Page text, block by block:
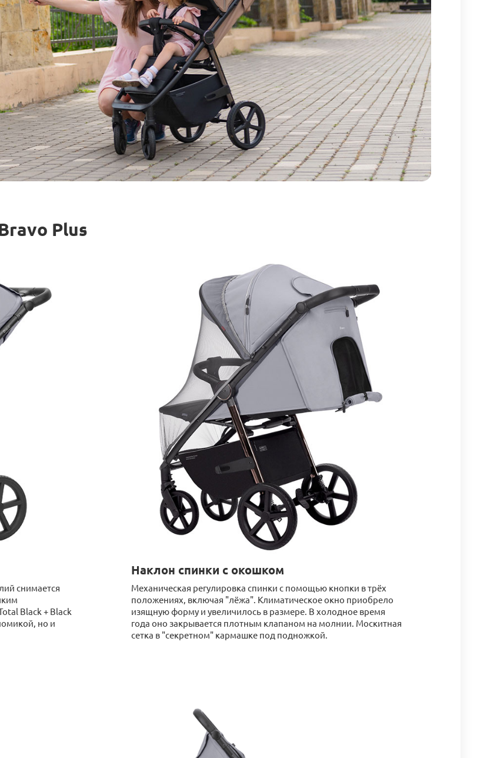
Plus
снимается
Black + Black
но и
Наклон спинки с окошком
Механическая регулировка спинки с помощью кнопки в трёх
положениях, включая "лёжа". Климатическое окно приобрело
изящную форму и увеличилось в размере. В холодное время
года оно закрывается плотным клапаном на молнии. Москитная
сетка в "секретном" кармашке под подножкой.